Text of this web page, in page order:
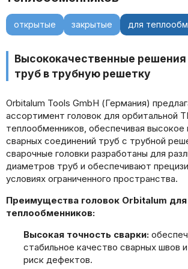
открытые закрытые для
Высококачественные решения
труб в трубную решетку
Orbitalum Tools GmbH (Германия)
ассортимент головок для орбитальной
теплообменников, обеспечивая высокое
сварных соединений труб с трубной
сварочные головки разработаны для
диаметров труб и обеспечивают
условиях ограниченного пространства.
Преимущества головок Orbitalum для
теплообменников:
Высокая точность сварки:
стабильное качество сварных швов
риск дефектов.